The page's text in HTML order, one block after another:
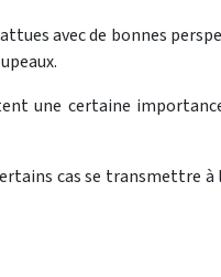
avec de bonnes
une certaine
cas se transmettre à